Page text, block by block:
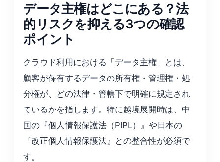
データ主権はどこにある？法
的リスクを抑える3つの確認
ポイント
クラウド利用における「データ主権」とは、
顧客が保有するデータの所有権・管理権・処
分権が、どの法律・管轄下で明確に規定され
ているかを指します。特に越境展開時は、中
国の『個人情報保護法（PIPL）』や日本の
『改正個人情報保護法』との整合性が必須で
す。